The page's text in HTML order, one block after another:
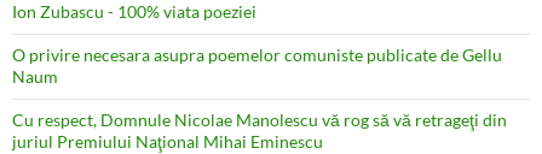
Ion Zubascu - 100% viata poeziei
O privire necesara asupra poemelor comuniste publicate de Gellu
Naum
Cu respect, Domnule Nicolae Manolescu vă rog să vă retrageţi din
juriul Premiului Naţional Mihai Eminescu